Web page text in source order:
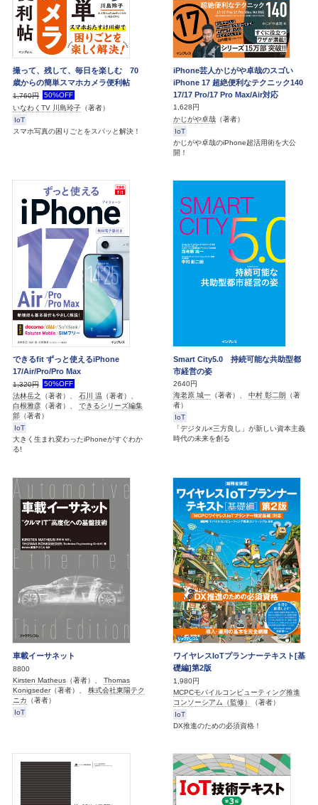
撮って、残して、毎日を楽しむ 70
歳からの簡単スマホカメラ便利帖
1,760円
50%OFF
いなわくTV 川島玲子 （著者）
IoT
スマホ写真の困りごとをスパッと解決！
iPhone芸人かじがや卓哉のスゴい
iPhone 17 超絶便利なテクニック140
17/17 Pro/17 Pro Max/Air対応
1,628円
かじがや卓哉 （著者）
IoT
かじがや卓哉のiPhone超活用術を大公
開！
できるfit ずっと使えるiPhone
17/Air/Pro/Pro Max
1,320円
50%OFF
法林岳之 （著者）、 石川 温 （著者）、
白根雅彦 （著者）、 できるシリーズ編集
部 （著者）
IoT
大きく生まれ変わったiPhoneがすぐわか
る!
Smart City5.0 持続可能な共助型都
市経営の姿
2640円
海老原 城一 （著者）、 中村 彰二朗 （著
者）
IoT
「デジタル×三方良し」が新しい資本主義
時代の未来を創る
車載イーサネット
8800
Kirsten Matheus （著者）、 Thomas
Konigseder（著者）、 株式会社東陽テク
ニカ （著者）
IoT
ワイヤレスIoTプランナーテキスト[基
礎編]第2版
1,980円
MCPCモバイルコンピューティング推進
コンソーシアム（監修）
（著者）
IoT
DX推進のための必須資格！